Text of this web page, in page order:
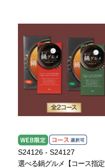
S24126 - S24127
選べる鍋グルメ【コース指定